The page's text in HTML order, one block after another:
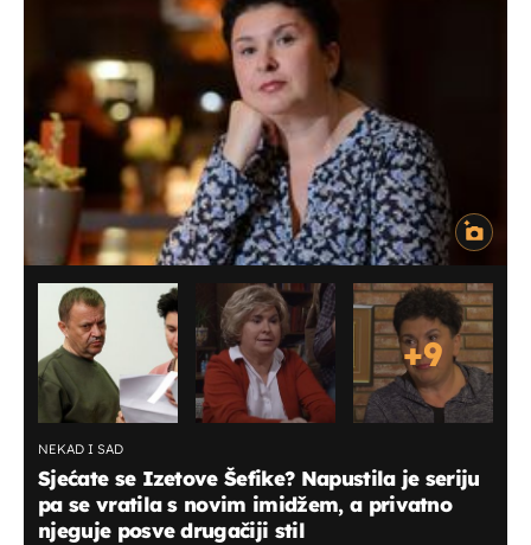
+9
NEKAD I SAD
Sjećate se Izetove Šefike? Napustila je seriju
pa se vratila s novim imidžem, a privatno
njeguje posve drugačiji stil